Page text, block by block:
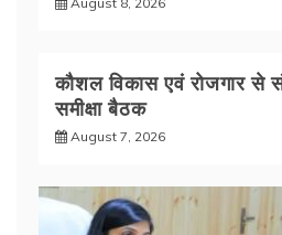
कौशल विकास एवं रोजगार से
समीक्षा बैठक
August 7, 2026